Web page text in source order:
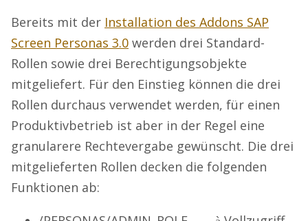
Bereits mit der Installation des Addons SAP
Screen Personas 3.0 werden drei Standard-
Rollen sowie drei Berechtigungsobjekte
mitgeliefert. Für den Einstieg können die drei
Rollen durchaus verwendet werden, für einen
Produktivbetrieb ist aber in der Regel eine
granularere Rechtevergabe gewünscht. Die drei
mitgelieferten Rollen decken die folgenden
Funktionen ab: